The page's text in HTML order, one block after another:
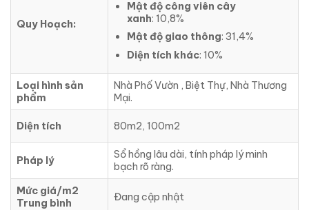
Quy Hoạch:
Mật độ công viên cây
xanh: 10,8%
Mật độ giao thông: 31,4%
Diện tích khác: 10%
Loại hình sản
phẩm
Nhà Phố Vườn , Biệt Thự, Nhà Thương
Mại.
Diện tích 80m2, 100m2
Pháp lý
Sổ hồng lâu dài, tính pháp lý minh
bạch rõ ràng.
Mức giá/m2
Trung bình
Đang cập nhật